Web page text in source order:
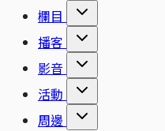
欄目
播客
影音
活動
周邊